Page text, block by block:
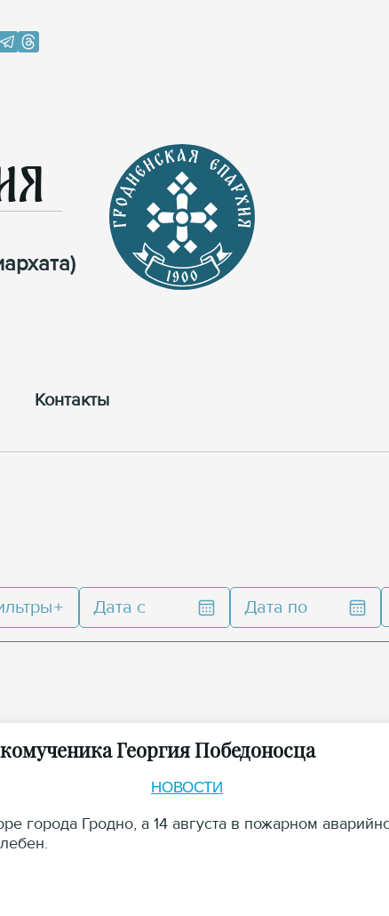
Контакты
Дата с Дата по
Георгия Победоносца
НОВОСТИ
Гродно, а 14 августа в пожарном